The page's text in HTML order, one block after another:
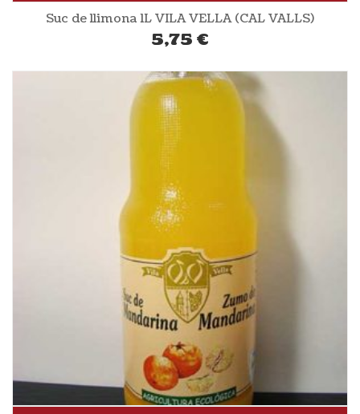
Suc de llimona 1L VILA VELLA (CAL VALLS)
5,75 €